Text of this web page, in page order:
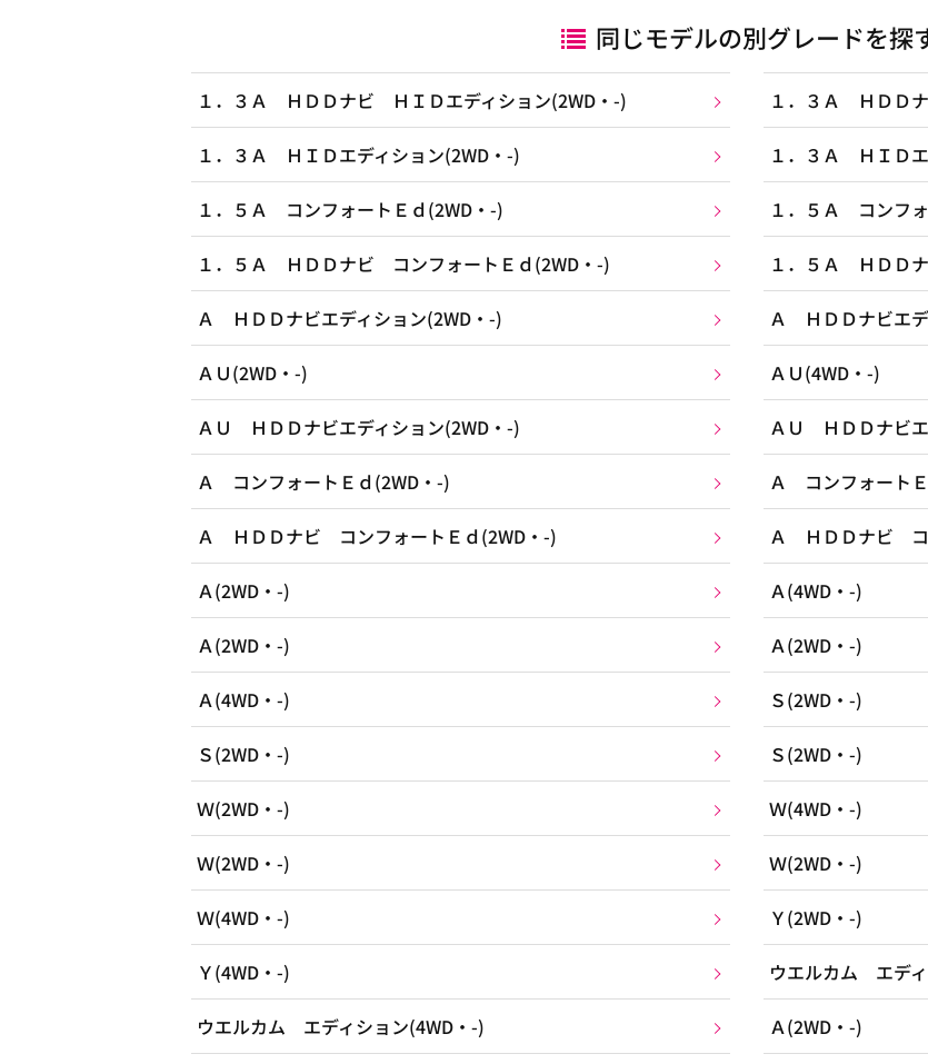
同じモデルの別グレードを探
１．３Ａ ＨＤＤナビ ＨＩＤエディション(2WD・-) １．３Ａ ＨＤＤ
１．３Ａ ＨＩＤエディション(2WD・-) １．３Ａ ＨＩＤ
１．５Ａ コンフォートＥｄ(2WD・-) １．５Ａ コンフ
１．５Ａ ＨＤＤナビ コンフォートＥｄ(2WD・-) １．５Ａ ＨＤＤ
Ａ ＨＤＤナビエディション(2WD・-) Ａ ＨＤＤナビエ
ＡＵ(2WD・-) ＡＵ(4WD・-)
ＡＵ ＨＤＤナビエディション(2WD・-) ＡＵ ＨＤＤナビ
Ａ コンフォートＥｄ(2WD・-) Ａ コンフォート
Ａ ＨＤＤナビ コンフォートＥｄ(2WD・-) Ａ ＨＤＤナビ コ
Ａ(2WD・-) Ａ(4WD・-)
Ａ(2WD・-) Ａ(2WD・-)
Ａ(4WD・-) Ｓ(2WD・-)
Ｓ(2WD・-) Ｓ(2WD・-)
Ｗ(2WD・-) Ｗ(4WD・-)
Ｗ(2WD・-) Ｗ(2WD・-)
Ｗ(4WD・-) Ｙ(2WD・-)
Ｙ(4WD・-) ウエルカム エデ
ウエルカム エディション(4WD・-) Ａ(2WD・-)